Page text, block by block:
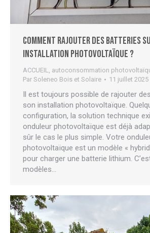
Comment rajouter des batteries
installation photovoltaïque ?
ACCUEIL, autoconsommation
Par Soleneo Bois et Solaire 11 juillet 2025
Il est toujours possible de rajouter
son installation photovoltaïque.
configuration, la solution technique
onduleur photovoltaïque est déjà
sûr le cas le plus simple. Votre
photovoltaïque est un modèle «
pour charger une batterie lithium.
modèles…